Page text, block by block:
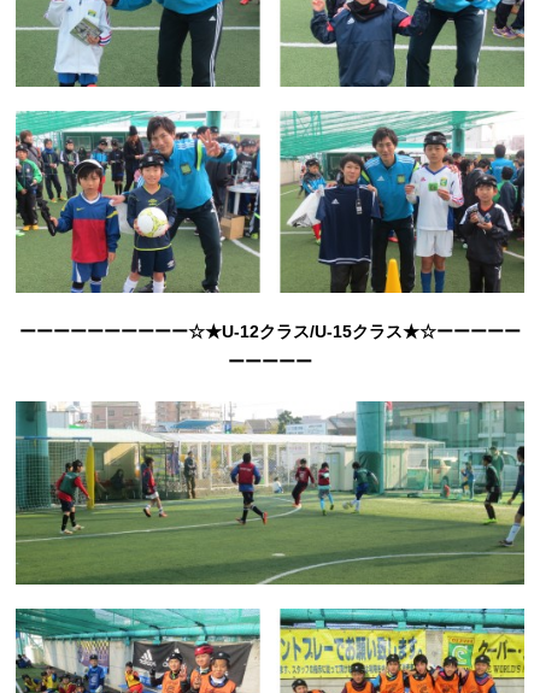
ーーーーーーーーーー☆★U-12クラス/U-15クラス★☆ーーーーー
ーーーーー